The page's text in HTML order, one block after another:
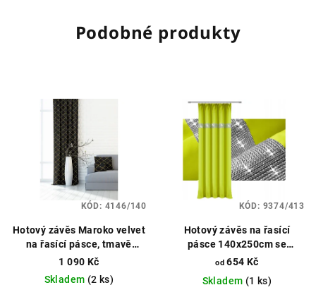
Podobné produkty
Hotový závěs Maroko velvet
na řasící pásce, tmavě
zeleno-zlatý 140×250 cm
pásce, moderní vzor
1 090 Kč
Skladem (2 ks)
KÓD: 4146/140
Hotový závěs na řasící
pásce 140x250cm se
zirkony různé barvy
od 654 Kč
Skladem (1 ks)
KÓD: 9374/413